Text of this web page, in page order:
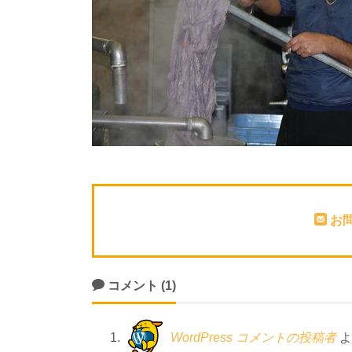
お
コメント (1)
WordPress コメントの投稿者